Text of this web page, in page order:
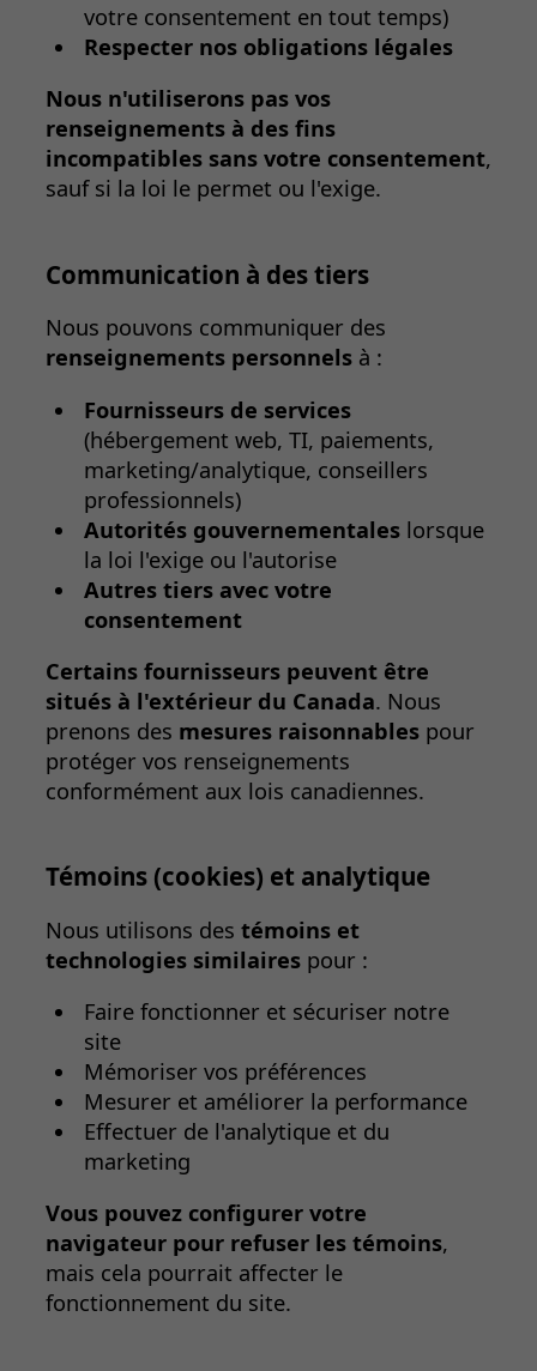
votre consentement en tout temps)
Respecter nos obligations légales
Nous n'utiliserons pas vos
renseignements à des fins
incompatibles sans votre consentement,
sauf si la loi le permet ou l'exige.
Communication à des tiers
Nous pouvons communiquer des
renseignements personnelsà :
Fournisseurs de services
(hébergement web, TI, paiements,
marketing/analytique, conseillers
professionnels)
Autorités gouvernementales lorsque
la loi l'exige ou l'autorise
Autres tiers avec votre
consentement
Certains fournisseurs peuvent être
situés à l'extérieur du Canada. Nous
prenons des mesures raisonnablespour
protéger vos renseignements
conformément aux lois canadiennes.
Témoins (cookies) et analytique
Nous utilisons des témoins et
technologies similairespour :
Faire fonctionner et sécuriser notre
site
Mémoriser vos préférences
Mesurer et améliorer la performance
Effectuer de l'analytique et du
marketing
Vous pouvez configurer votre
navigateur pour refuser les témoins,
mais cela pourrait affecter le
fonctionnement du site.